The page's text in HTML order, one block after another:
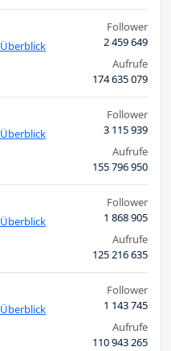
Überblick
Follower
2 459 649
Aufrufe
174 635 079
Überblick
Follower
3 115 939
Aufrufe
155 796 950
Überblick
Follower
1 868 905
Aufrufe
125 216 635
Überblick
Follower
1 143 745
Aufrufe
110 943 265